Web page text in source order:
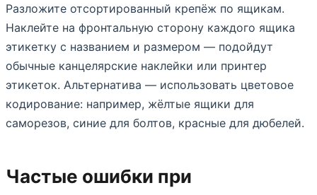
Разложите отсортированный крепёж по ящикам.
Наклейте на фронтальную сторону каждого ящика
этикетку с названием и размером — подойдут
обычные канцелярские наклейки или принтер
этикеток. Альтернатива — использовать цветовое
кодирование: например, жёлтые ящики для
саморезов, синие для болтов, красные для дюбелей.
Частые ошибки при